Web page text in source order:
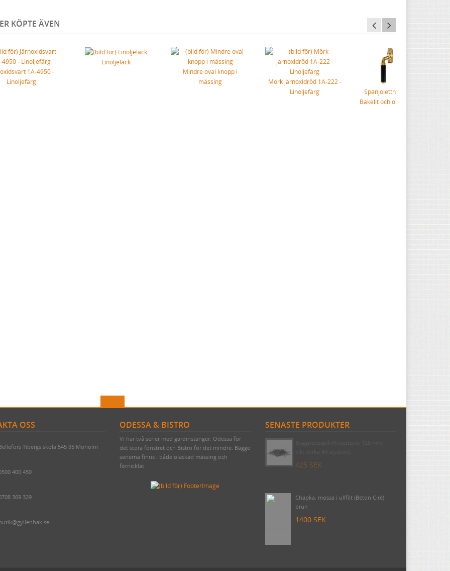
KÖPTE ÄVEN
1A-4950 -
Linoljefärg
Linoljelack
Mindre oval knopp i
mässing
Mörk järnoxidröd 1A-222 -
Linoljefärg
Spanjoletthandtag Funkis
Bakelit och olackad mässing
OSS
Tibergs skola 545 95 Moholm
400 450
369 329
ODESSA & BISTRO
Vi har två serier med gardinstänger: Odessa för
det stora fönstret och Bistro för det mindre. Bägge
serierna finns i både olackad mässing och
förnicklat.
SENASTE PRODUKTER
425 SEK
Chapka, mössa i ullfilt (Béton Ciré)
brun
1400 SEK